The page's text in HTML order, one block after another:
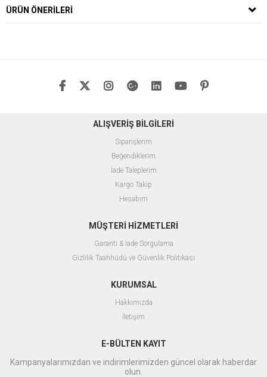
ÜRÜN ÖNERILERI
ALIŞVERİŞ BİLGİLERİ
Siparişlerim
Beğendiklerim
İade Taleplerim
Kargo Takip
Hesabım
MÜŞTERİ HİZMETLERİ
Garanti & İade Sorgulama
Gizlilik Taahhüdü ve Güvenlik Politikası
KURUMSAL
Hakkımızda
İletişim
E-BÜLTEN KAYIT
Kampanyalarımızdan ve indirimlerimizden güncel olarak haberdar
olun.